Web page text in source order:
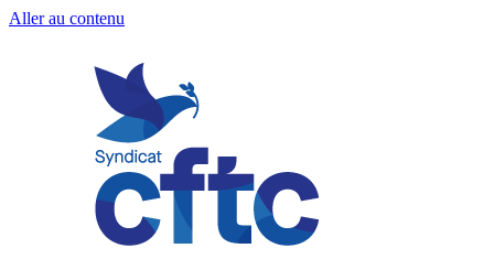
Aller au contenu